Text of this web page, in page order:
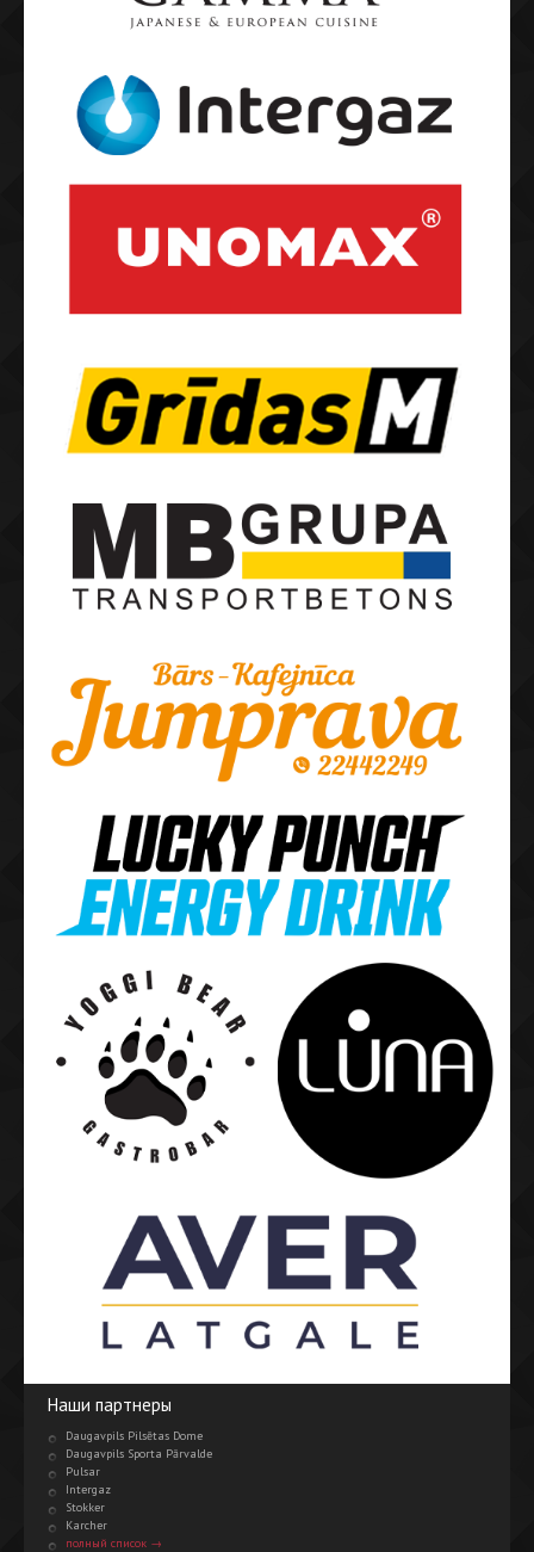
Наши партнеры
Daugavpils Pilsētas Dome
Daugavpils Sporta Pārvalde
Pulsar
Intergaz
Stokker
Karcher
полный список →